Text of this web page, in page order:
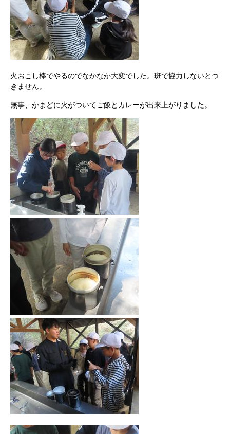
火おこし棒でやるのでなかなか大変でした。班で協力しないとつ
きません。
無事、かまどに火がついてご飯とカレーが出来上がりました。